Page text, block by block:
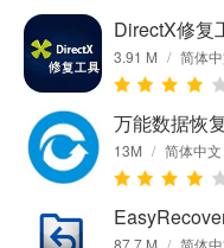
DirectX修复
3.91 M / 简体
万能数据恢
13M / 简体中文